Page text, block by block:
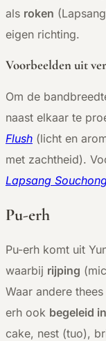
als roken
eigen richting.
Voorbeelden uit
Om de
naast elkaar te
Flush (licht en
met zachtheid).
Lapsang
Pu-erh
Pu-erh komt uit
waarbij rijping
Waar andere
erh ook begeleid
cake, nest (tuo),